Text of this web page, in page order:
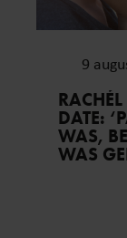
9
DATE:
WAS,
WAS